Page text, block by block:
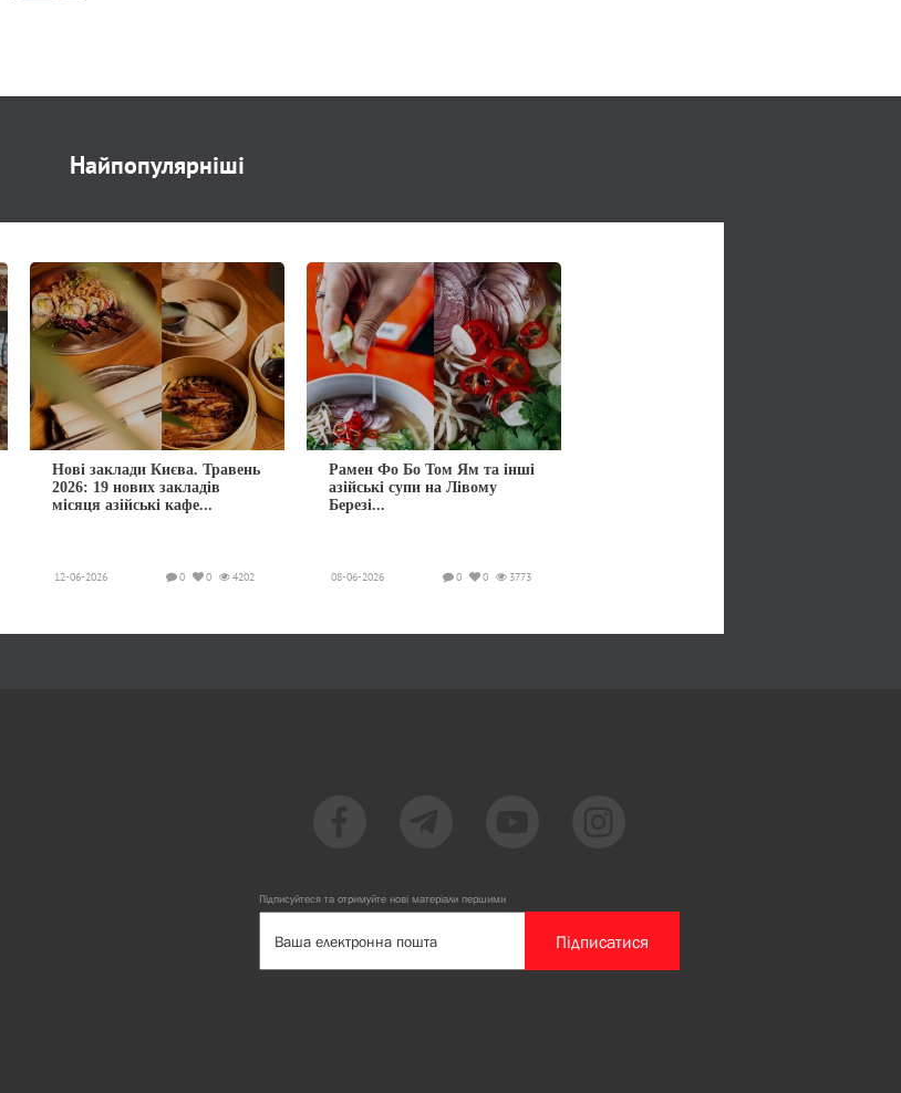
Найпопулярніші
Нові заклади Києва. Травень
2026: 19 нових закладів
місяця азійські кафе...
12-06-2026 4202
0
0
Рамен Фо Бо Том Ям та інші
азійські супи на Лівому
Березі...
08-06-2026 3773
0
0
Підписуйтеся та отримуйте нові матеріали першими
Підписатися